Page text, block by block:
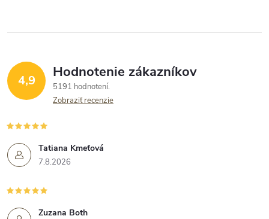
4,9 Hodnotenie zákazníkov
5191 hodnotení
Zobraziť recenzie
Tatiana Kmeťová
7.8.2026
Zuzana Both